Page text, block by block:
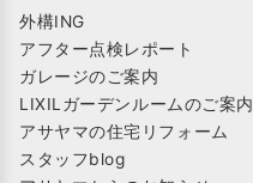
外構ING
アフター点検レポート
ガレージのご案内
LIXILガーデンルームのご案内
アサヤマの住宅リフォーム
スタッフblog